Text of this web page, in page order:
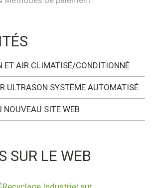
ET AIR CLIMATISÉ/CONDITIONNÉ
ULTRASON SYSTÈME AUTOMATISÉ
NOUVEAU SITE WEB
SUR LE WEB